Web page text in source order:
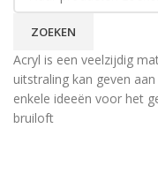
ZOEKEN
Acryl is een veelzijdig
uitstraling kan geven
enkele ideeën voor het
bruiloft